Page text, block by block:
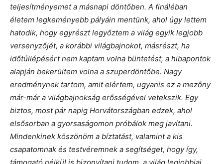
teljesítményemet a másnapi döntőben. A fináléban
életem legkeményebb pályáin mentünk, ahol úgy lettem
hatodik, hogy egyrészt legyőztem a világ egyik legjobb
versenyzőjét, a korábbi világbajnokot, másrészt, ha
időtúllépésért nem kaptam volna büntetést, a hibapontok
alapján bekerültem volna a szuperdöntőbe. Nagy
eredménynek tartom, amit elértem, ugyanis ez a mezőny
már-már a világbajnokság erősségével vetekszik. Egy
biztos, most pár napig Horvátországban edzek, ahol
elsősorban a gyorsaságomon próbálok meg javítani.
Mindenkinek köszönöm a bíztatást, valamint a kis
csapatomnak és testvéremnek a segítséget, hogy így,